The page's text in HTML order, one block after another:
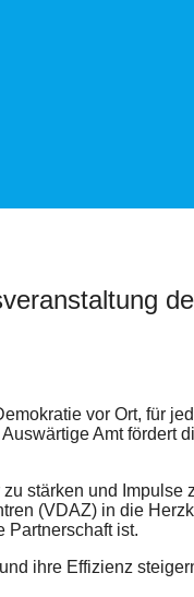
vor Ort, für
Amt fördert
stärken und Impulse
(VDAZ) in die
Partnerschaft ist.
ihre Effizienz